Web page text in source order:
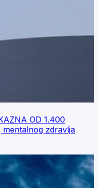
OD 1.400
zdravlja